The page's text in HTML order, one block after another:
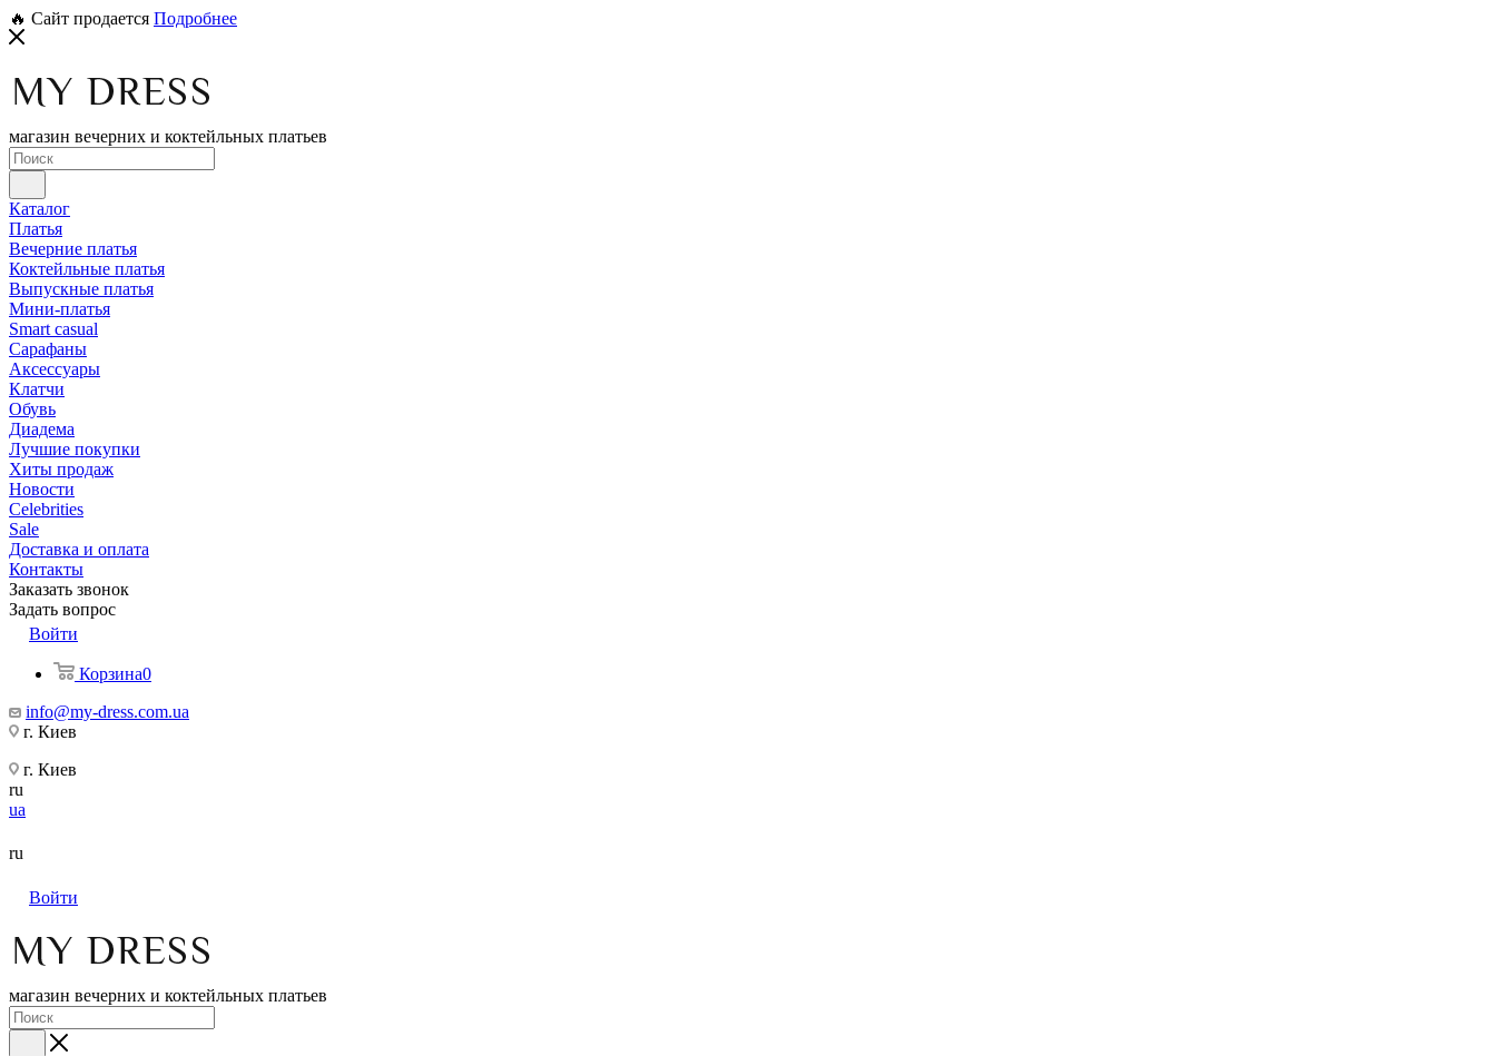
🔥 Сайт продается Подробнее
магазин вечерних и коктейльных платьев
Каталог
Платья
Вечерние платья
Коктейльные платья
Выпускные платья
Мини-платья
Smart casual
Сарафаны
Аксессуары
Клатчи
Обувь
Диадема
Лучшие покупки
Хиты продаж
Новости
Celebrities
Sale
Доставка и оплата
Контакты
Заказать звонок
Задать вопрос
Войти
Корзина0
info@my-dress.com.ua
г. Киев
г. Киев
ru
ua
ru
Войти
магазин вечерних и коктейльных платьев